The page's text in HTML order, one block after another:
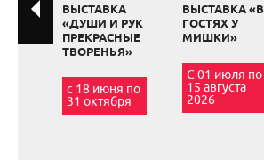
ВЫСТАВКА
«ДУШИ И РУК
ПРЕКРАСНЫЕ
ТВОРЕНЬЯ»
с 18 июня по
31 октября
ВЫСТАВКА «В
ГОСТЯХ У
МИШКИ»
С 01 июля по
15 августа
2026